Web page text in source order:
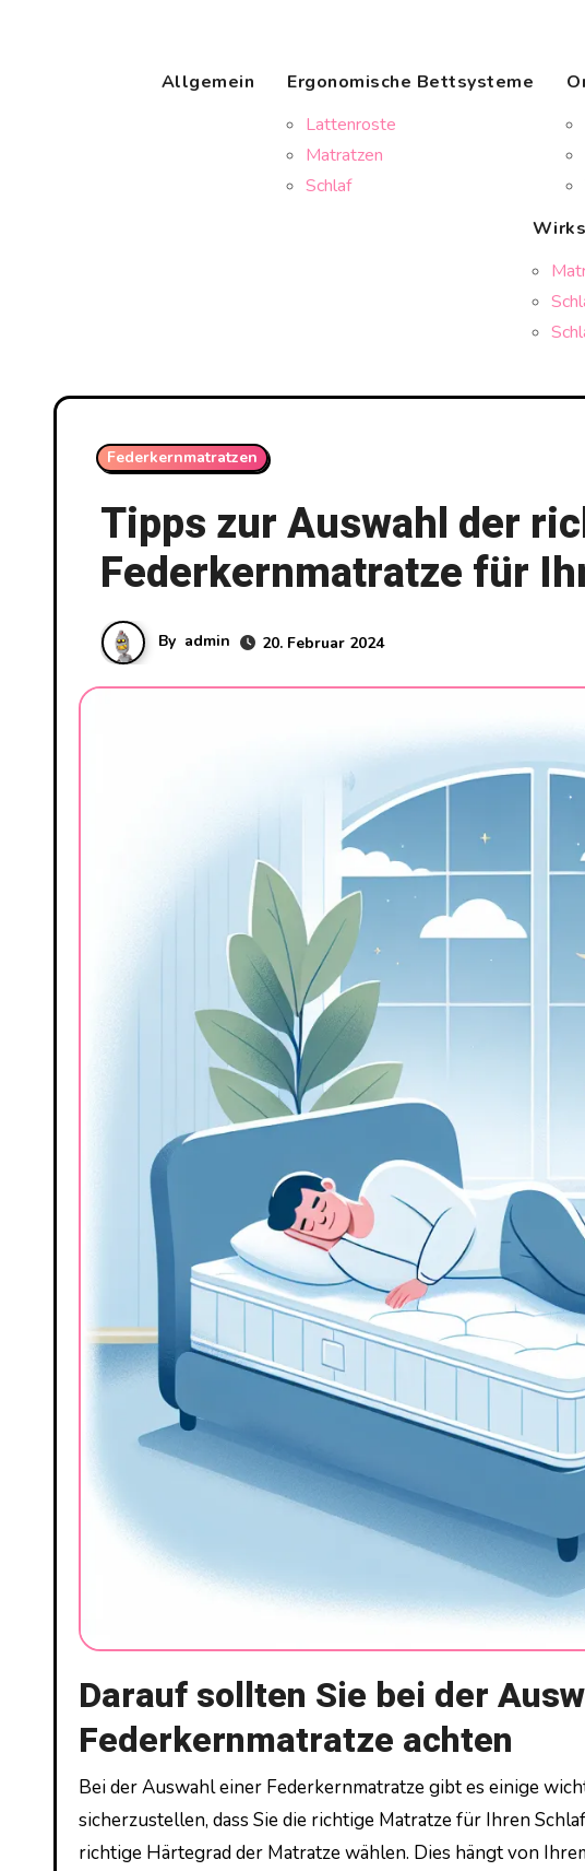
Allgemein
Ergonomische Bettsysteme
Lattenroste
Matratzen
Schlaf
Federkernmatratzen
Tipps zur Auswahl der
Federkernmatratze für
By admin 20. Februar 2024
Darauf sollten Sie bei der
Federkernmatratze achten
Bei der Auswahl einer Federkernmatratze gibt es einige wichtige Punkte, auf die Sie achten sollten, um
sicherzustellen, dass Sie die richtige Matratze für Ihren
richtige Härtegrad der Matratze wählen. Dies hängt von